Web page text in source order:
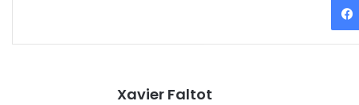
Xavier Faltot